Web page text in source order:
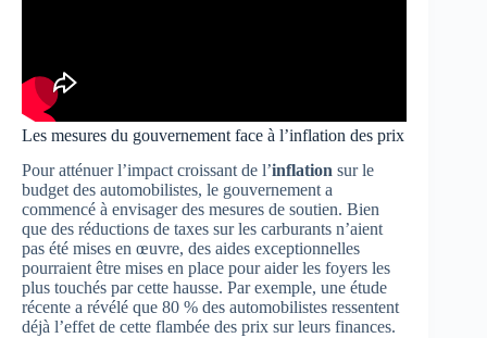
Les mesures du gouvernement face à l’inflation des prix
Pour atténuer l’impact croissant de l’inflation sur le
budget des automobilistes, le gouvernement a
commencé à envisager des mesures de soutien. Bien
que des réductions de taxes sur les carburants n’aient
pas été mises en œuvre, des aides exceptionnelles
pourraient être mises en place pour aider les foyers les
plus touchés par cette hausse. Par exemple, une étude
récente a révélé que 80 % des automobilistes ressentent
déjà l’effet de cette flambée des prix sur leurs finances.